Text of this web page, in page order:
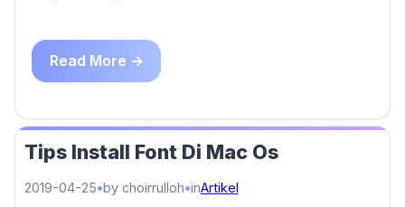
Read More →
Tips Install Font Di Mac Os
2019-04-25 by choirrulloh inArtikel